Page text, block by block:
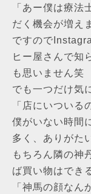
「あー僕は療法
だく機会が増え
ですので
ヒー屋さんで知
も思いません笑
でも一つだけ気
「店にいついる
僕がいない時間
多く、ありがた
もちろん隣の神
ば買い物はでき
「神馬の顔なん